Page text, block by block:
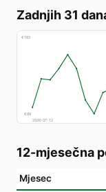
Zadnjih 31
€183
€89
2026-07-12
12-mjesečna
Mjesec